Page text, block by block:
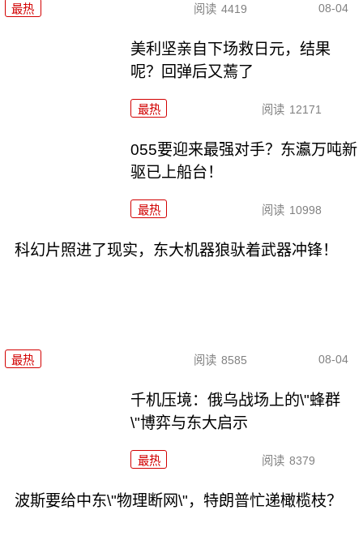
最热 阅读 4419 08-04
美利坚亲自下场救日元，结果
呢？回弹后又蔫了
最热 阅读 12171
055要迎来最强对手？东瀛万吨新
驱已上船台！
最热 阅读 10998
科幻片照进了现实，东大机器狼驮着武器冲锋！
最热 阅读 8585 08-04
千机压境：俄乌战场上的\"蜂群
\"博弈与东大启示
最热 阅读 8379
波斯要给中东\"物理断网\"，特朗普忙递橄榄枝？